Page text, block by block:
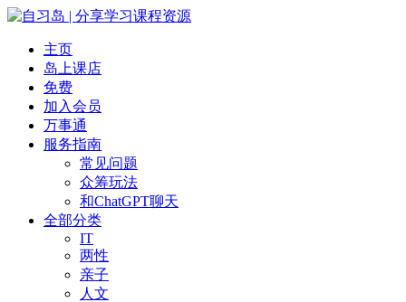
主页
岛上课店
免费
加入会员
万事通
服务指南
常见问题
众筹玩法
和ChatGPT聊天
全部分类
IT
两性
亲子
人文